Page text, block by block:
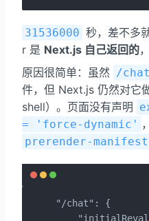
31536000 秒，差不多
r 是 Next.js 自己返回的
原因很简单：虽然 /chat
件，但 Next.js 仍然对它
shell）。页面没有声明
= 'force-dynamic'
prerender-
"/chat": {